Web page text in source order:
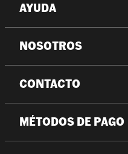
AYUDA
NOSOTROS
CONTACTO
MÉTODOS DE PAGO